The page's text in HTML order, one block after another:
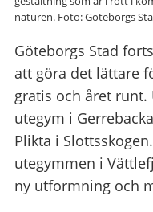
naturen. Foto: Göteborgs
Göteborgs Stad
att göra det lättare
gratis och året runt.
utegym i
Plikta i
utegymmen i
ny utformning och